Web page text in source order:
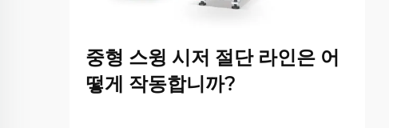
중형 스윙 시저 절단 라인은 어
떻게 작동합니까?